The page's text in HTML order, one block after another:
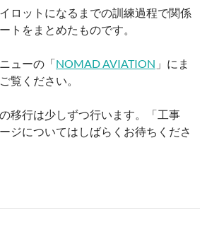
ロットになるまでの訓練過程で関係
トをまとめたものです。
ューの「NOMAD AVIATION 」にま
覧ください。
移行は少しずつ行います。「工事
ジについてはしばらくお待ちくださ